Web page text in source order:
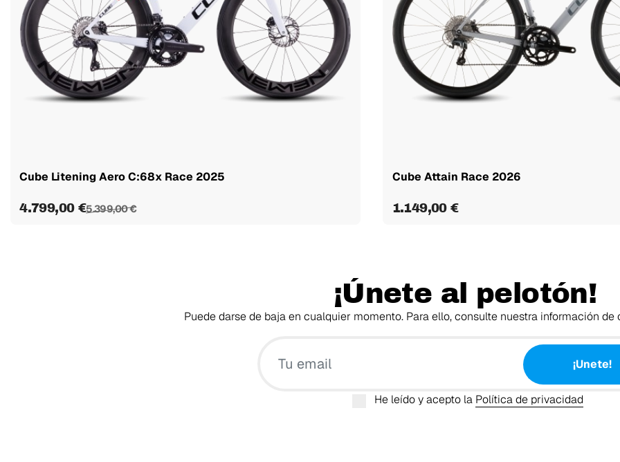
Cube Litening Aero C:68x Race 2025
4.799,00 €5.399,00 €
Cube Attain Race 2026
1.149,00 €
¡Únete al pelotón!
Puede darse de baja en cualquier momento. Para ello, consulte nuestra información
¡Unete!
He leído y acepto la Política de privacidad